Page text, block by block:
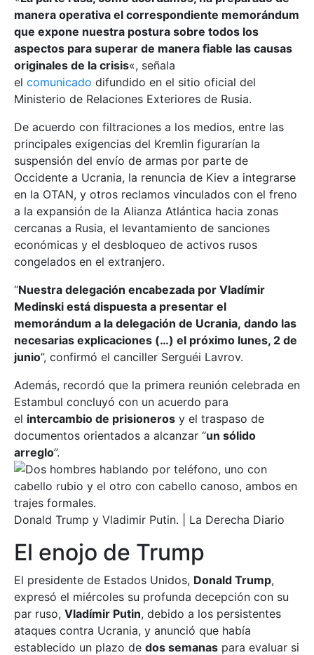
manera operativa el correspondiente memorándum
que expone nuestra postura sobre todos los
aspectos para superar de manera fiable las causas
originales de la crisis«, señala
el comunicado difundido en el sitio oficial del
Ministerio de Relaciones Exteriores de Rusia.
De acuerdo con filtraciones a los medios, entre las
principales exigencias del Kremlin figurarían la
suspensión del envío de armas por parte de
Occidente a Ucrania, la renuncia de Kiev a integrarse
en la OTAN, y otros reclamos vinculados con el freno
a la expansión de la Alianza Atlántica hacia zonas
cercanas a Rusia, el levantamiento de sanciones
económicas y el desbloqueo de activos rusos
congelados en el extranjero.
“Nuestra delegación encabezada por Vladímir
Medinski está dispuesta a presentar el
memorándum a la delegación de Ucrania, dando las
necesarias explicaciones (…) el próximo lunes, 2 de
junio”, confirmó el canciller Serguéi Lavrov.
Además, recordó que la primera reunión celebrada en
Estambul concluyó con un acuerdo para
el intercambio de prisioneros y el traspaso de
documentos orientados a alcanzar “un sólido
arreglo”.
Donald Trump y Vladimir Putin. | La Derecha Diario
El enojo de Trump
El presidente de Estados Unidos, Donald Trump,
expresó el miércoles su profunda decepción con su
par ruso, Vladímir Putin, debido a los persistentes
ataques contra Ucrania, y anunció que había
establecido un plazo de dos semanas para evaluar si